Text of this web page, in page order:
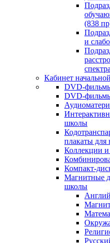
(838
и
Кабинет
DVD-
DVD-
школы
плакаты для
Коллекции и
Компакт-
Магнитные
школы